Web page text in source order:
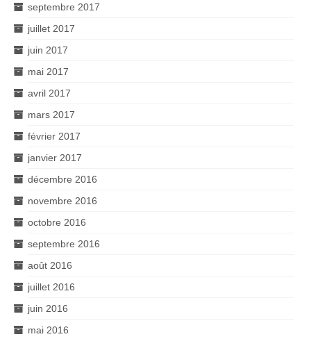
septembre 2017
juillet 2017
juin 2017
mai 2017
avril 2017
mars 2017
février 2017
janvier 2017
décembre 2016
novembre 2016
octobre 2016
septembre 2016
août 2016
juillet 2016
juin 2016
mai 2016